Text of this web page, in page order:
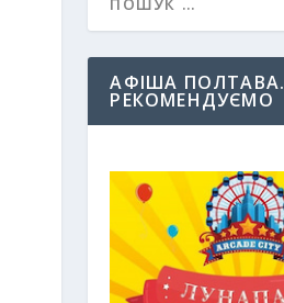
АФІША ПОЛТАВА.
РЕКОМЕНДУЄМО